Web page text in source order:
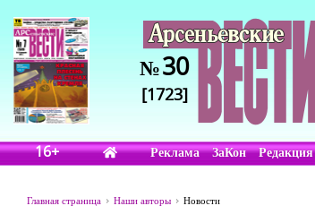
№30
[1723]
16+ Реклама ЗаКон Редакция
Главная страница Наши авторы Новости